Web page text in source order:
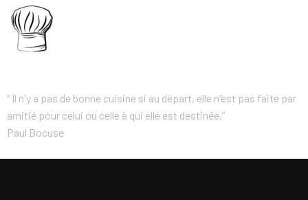
“ Il n'y a pas de bonne cuisine si au départ, elle n'est pas faite par
amitié pour celui ou celle à qui elle est destinée.”
Paul Bocuse